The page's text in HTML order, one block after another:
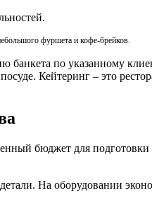
фуршета и кофе-брейков.
банкета по указанному
Кейтеринг – это
бюджет для
На оборудовании